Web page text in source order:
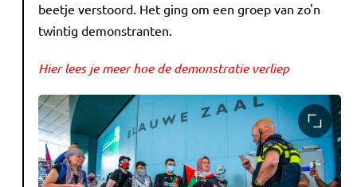
beetje verstoord. Het ging om een groep van zo'n
twintig demonstranten.
Hier lees je meer hoe de demonstratie verliep